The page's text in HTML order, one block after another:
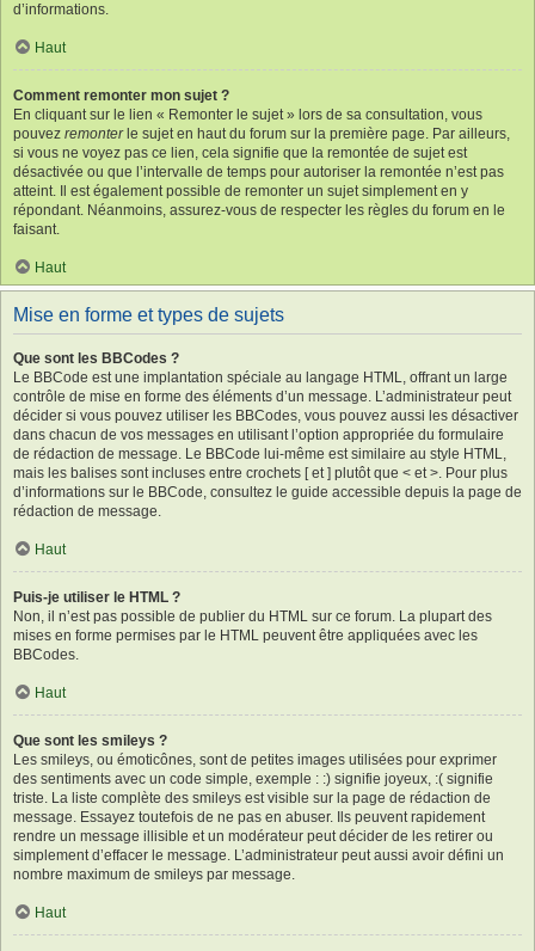
d’informations.
Haut
Comment remonter mon sujet ?
En cliquant sur le lien « Remonter le sujet » lors de sa consultation, vous
pouvez remonterle sujet en haut du forum sur la première page. Par ailleurs,
si vous ne voyez pas ce lien, cela signifie que la remontée de sujet est
désactivée ou que l’intervalle de temps pour autoriser la remontée n’est pas
atteint. Il est également possible de remonter un sujet simplement en y
répondant. Néanmoins, assurez-vous de respecter les règles du forum en le
faisant.
Haut
Mise en forme et types de sujets
Que sont les BBCodes ?
Le BBCode est une implantation spéciale au langage HTML, offrant un large
contrôle de mise en forme des éléments d’un message. L’administrateur peut
décider si vous pouvez utiliser les BBCodes, vous pouvez aussi les désactiver
dans chacun de vos messages en utilisant l’option appropriée du formulaire
de rédaction de message. Le BBCode lui-même est similaire au style HTML,
mais les balises sont incluses entre crochets [ et ] plutôt que < et >. Pour plus
d’informations sur le BBCode, consultez le guide accessible depuis la page de
rédaction de message.
Haut
Puis-je utiliser le HTML ?
Non, il n’est pas possible de publier du HTML sur ce forum. La plupart des
mises en forme permises par le HTML peuvent être appliquées avec les
BBCodes.
Haut
Que sont les smileys ?
Les smileys, ou émoticônes, sont de petites images utilisées pour exprimer
des sentiments avec un code simple, exemple : :) signifie joyeux, :( signifie
triste. La liste complète des smileys est visible sur la page de rédaction de
message. Essayez toutefois de ne pas en abuser. Ils peuvent rapidement
rendre un message illisible et un modérateur peut décider de les retirer ou
simplement d’effacer le message. L’administrateur peut aussi avoir défini un
nombre maximum de smileys par message.
Haut